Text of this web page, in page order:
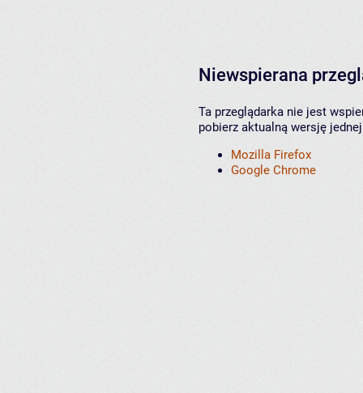
Niewspierana
Ta przeglądarka nie jest
pobierz aktualną wersję
Mozilla Firefox
Google Chrome